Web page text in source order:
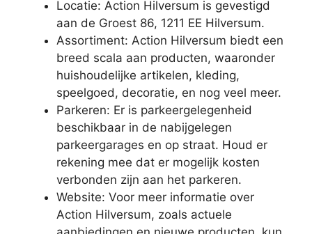
Locatie: Action Hilversum is gevestigd
aan de Groest 86, 1211 EE Hilversum.
Assortiment: Action Hilversum biedt een
breed scala aan producten, waaronder
huishoudelijke artikelen, kleding,
speelgoed, decoratie, en nog veel meer.
Parkeren: Er is parkeergelegenheid
beschikbaar in de nabijgelegen
parkeergarages en op straat. Houd er
rekening mee dat er mogelijk kosten
verbonden zijn aan het parkeren.
Website: Voor meer informatie over
Action Hilversum, zoals actuele